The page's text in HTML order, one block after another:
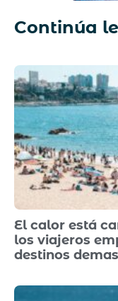
Continúa
El calor está
los viajeros
destinos